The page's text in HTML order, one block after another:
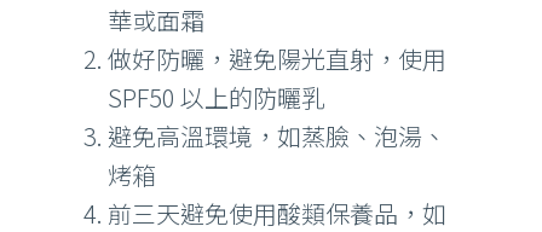
華或面霜
做好防曬，避免陽光直射，使用
SPF50 以上的防曬乳
避免高溫環境，如蒸臉、泡湯、
烤箱
前三天避免使用酸類保養品，如